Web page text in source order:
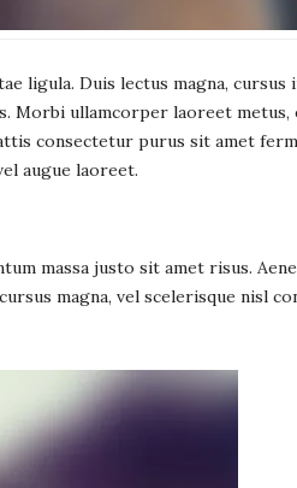
ligula. Duis lectus magna, cursus
Morbi ullamcorper laoreet metus,
consectetur purus sit amet
augue laoreet.
massa justo sit amet risus.
magna, vel scelerisque nisl